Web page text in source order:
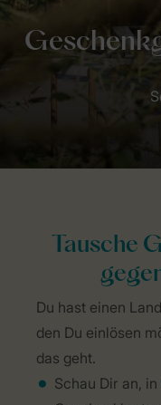
Home
Tausche
Du hast einen
den Du einlösen
das geht.
Schau Dir an, in